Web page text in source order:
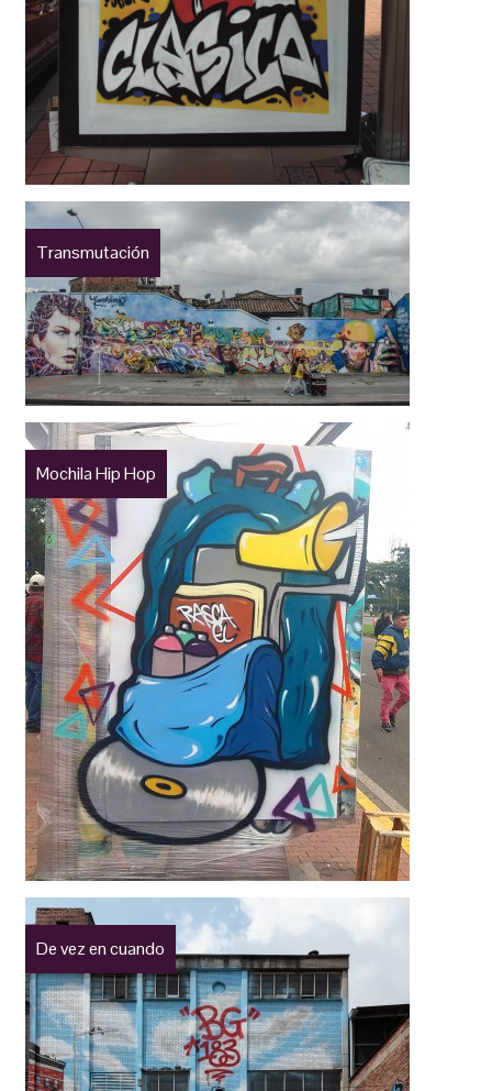
Transmutación
Mochila Hip Hop
De vez en cuando